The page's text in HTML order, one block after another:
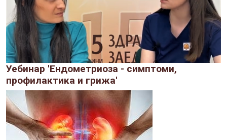
Уебинар 'Ендометриоза - симптоми,
профилактика и грижа'